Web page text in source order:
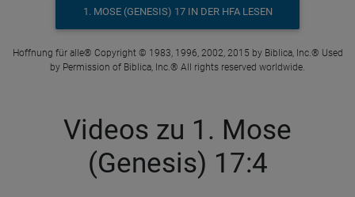
1. MOSE (GENESIS) 17 IN DER HFA LESEN
Hoffnung für alle® Copyright © 1983, 1996, 2002, 2015 by Biblica, Inc.® Used
by Permission of Biblica, Inc.® All rights reserved worldwide.
Videos zu 1. Mose
(Genesis) 17:4